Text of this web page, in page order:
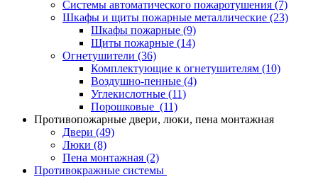
Системы автоматического пожаротушения (7)
Шкафы и щиты пожарные металлические (23)
Шкафы пожарные (9)
Щиты пожарные (14)
Огнетушители (36)
Комплектующие к огнетушителям (10)
Воздушно-пенные (4)
Углекислотные (11)
Порошковые (11)
Противопожарные двери, люки, пена монтажная
Двери (49)
Люки (8)
Пена монтажная (2)
Противокражные системы